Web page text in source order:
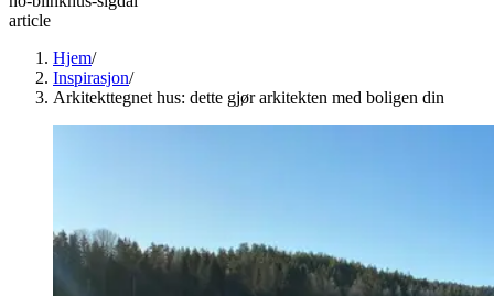
article
Hjem/
Inspirasjon/
Arkitekttegnet hus: dette gjør arkitekten med boligen din